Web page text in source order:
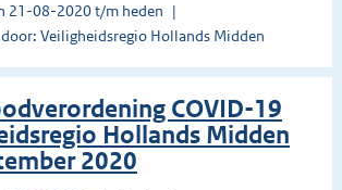
21-08-2020 t/m heden
Veiligheidsregio Hollands Midden
COVID-19
Hollands Midden
2020